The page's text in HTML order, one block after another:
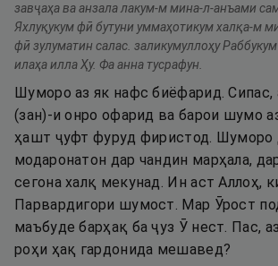
завҷаҳа ва анзала лакум-м мина-л-анъами
Яхлуқукум фӣ бутуни уммаҳотикум халқа-м
фӣ зулуматин салас. заликумуллоҳу
илаҳа илла Ҳу. Фа анна тусрафун.
Шуморо аз як нафс биёфарид. Сипас,
(зан)-и онро офарид ва барои шумо
ҳашт ҷуфт фуруд фиристод. Шуморо
модаронатон дар чандин марҳала,
сегона халқ мекунад. Ин аст Аллоҳ,
Парвардигори шумост. Мар Ӯрост
маъбуде барҳақ ба ҷуз Ӯ нест. Пас,
роҳи ҳақ гардонида мешавед?